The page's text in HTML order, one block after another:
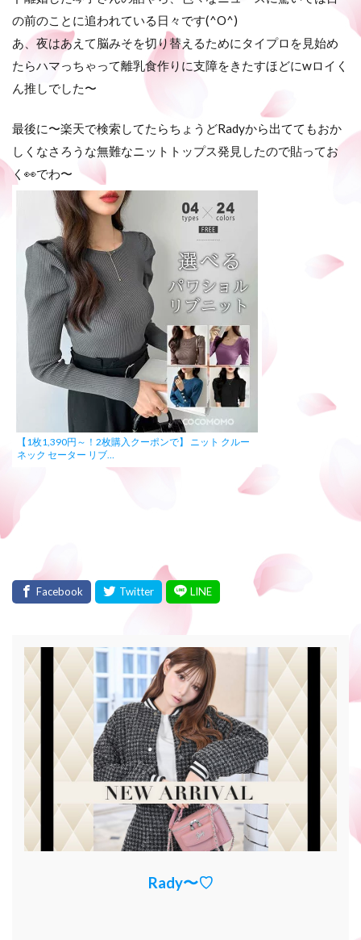
の前のことに追われている日々です(^O^)
あ、夜はあえて脳みそを切り替えるためにタイプロを見始め
たらハマっちゃって離乳食作りに支障をきたすほどにwロイく
ん推しでした〜
最後に〜楽天で検索してたらちょうどRadyから出ててもおか
しくなさろうな無難なニットトップス発見したので貼ってお
く👀でわ〜
【1枚1,390円～！2枚購入クーポンで】 ニット クルー
ネック セーター リブ…
Rady〜♡